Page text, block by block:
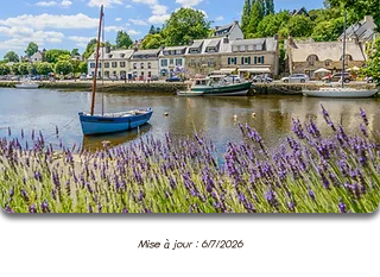
Mise à jour : 6/7/2026